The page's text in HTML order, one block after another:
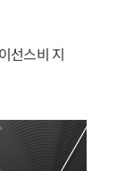
선스비 지